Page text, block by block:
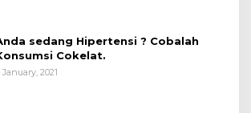
sedang Hipertensi ? Cobalah
Cokelat.
January, 2021